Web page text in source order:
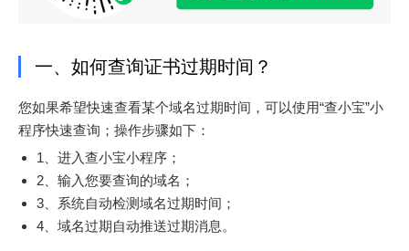
一、如何查询证书过期时间？
您如果希望快速查看某个域名过期时间，可以使用“查小宝”小
程序快速查询；操作步骤如下：
1、进入查小宝小程序；
2、输入您要查询的域名；
3、系统自动检测域名过期时间；
4、域名过期自动推送过期消息。